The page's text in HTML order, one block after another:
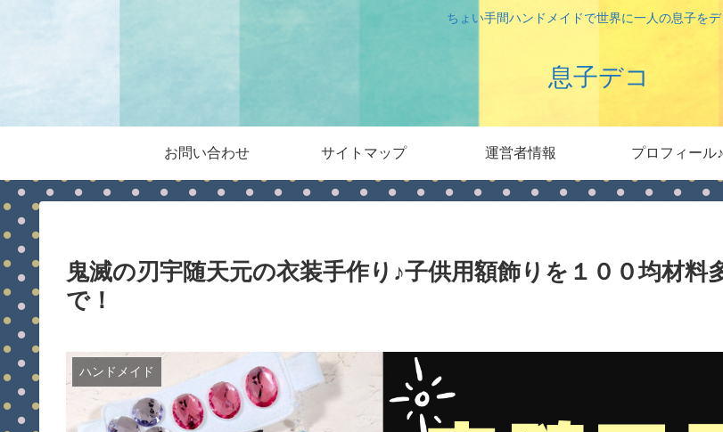
ちょい手間ハンドメイドで世界に一人の息子をデ
息子デコ
お問い合わせ サイトマップ 運営者情報 プロフィール♪
鬼滅の刃宇随天元の衣装手作り♪子供用額飾りを１００均材料
で！
ハンドメイド